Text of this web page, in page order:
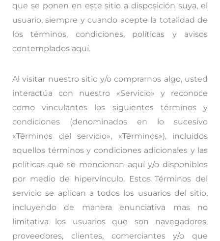
que se ponen en este sitio a disposición suya, el
usuario, siempre y cuando acepte la totalidad de
los términos, condiciones, políticas y avisos
contemplados aquí.
Al visitar nuestro sitio y/o comprarnos algo, usted
interactúa con nuestro «Servicio» y reconoce
como vinculantes los siguientes términos y
condiciones (denominados en lo sucesivo
«Términos del servicio», «Términos»), incluidos
aquellos términos y condiciones adicionales y las
políticas que se mencionan aquí y/o disponibles
por medio de hipervínculo. Estos Términos del
servicio se aplican a todos los usuarios del sitio,
incluyendo de manera enunciativa mas no
limitativa los usuarios que son navegadores,
proveedores, clientes, comerciantes y/o que